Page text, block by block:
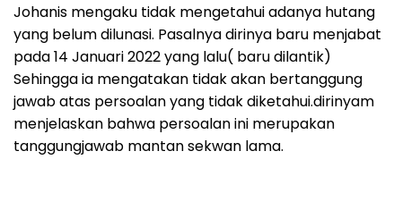
Johanis mengaku tidak mengetahui adanya hutang
yang belum dilunasi. Pasalnya dirinya baru menjabat
pada 14 Januari 2022 yang lalu( baru dilantik)
Sehingga ia mengatakan tidak akan bertanggung
jawab atas persoalan yang tidak diketahui.dirinyam
menjelaskan bahwa persoalan ini merupakan
tanggungjawab mantan sekwan lama.